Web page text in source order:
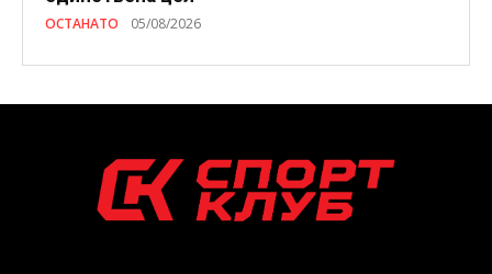
ОСТАНАТО 05/08/2026